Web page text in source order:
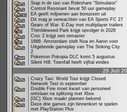
Stap in de taxi van Rideshare “Stimulator”
Control Resonant bevat 50 uur gameplay
EA geeft miljoenen aan bonussen uit
Dit mag je verwachten van EA Sports FC 27
Gears of War: E-Day met multiplayer trailers
Thimbleweed Park krijgt opvolger in 2028
Croc 2 krijgt een remaster
1666: Amsterdam stelt Noa en Aaron voor
Uitgebreide gameplay van The Sinking City
2
Pokemon Pokopia DLC komt 5 augustus
Silent Hill: Townfall heeft vijftal eindes
29 Juli
Crazy Taxi: World Tour krijgt Closed
Network Test in september
Double Fine moet kwart van personeel
ontslaan na splitsing met Xbox
[GC] Xbox maakt plannen bekend
Deze drie games zijn binnenkort te spelen
met PlayStation Plus